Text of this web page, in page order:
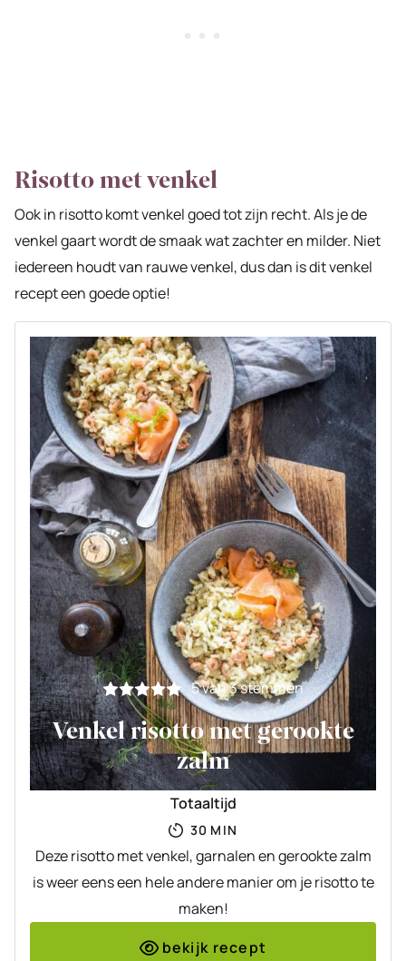
Risotto met venkel
Ook in risotto komt venkel goed tot zijn recht. Als je de
venkel gaart wordt de smaak wat zachter en milder. Niet
iedereen houdt van rauwe venkel, dus dan is dit venkel
recept een goede optie!
5van3stemmen
Venkel risotto met gerookte
zalm
Totaaltijd
30 MINUTEN
MIN
Deze risotto met venkel, garnalen en gerookte zalm
is weer eens een hele andere manier om je risotto te
maken!
bekijk recept